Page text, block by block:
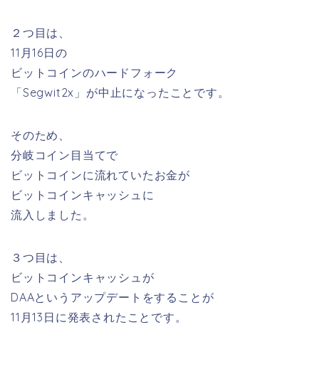
２つ目は、
11月16日の
ビットコインのハードフォーク
「Segwit2x」が中止になったことです。
そのため、
分岐コイン目当てで
ビットコインに流れていたお金が
ビットコインキャッシュに
流入しました。
３つ目は、
ビットコインキャッシュが
DAAというアップデートをすることが
11月13日に発表されたことです。